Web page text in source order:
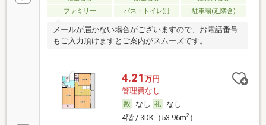
ファミリー
バス・トイレ別 駐車場(近隣含)
メールが届かない場合がございますので、お電話番号
もご入力頂けますとご案内がスムーズです。
4.21 万円
管理費なし
なし
なし
4階 / 3DK（53.96m2）